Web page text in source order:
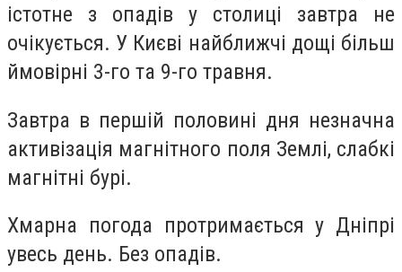
істотне з опадів у столиці завтра не
очікується. У Києві найближчі дощі більш
ймовірні 3-го та 9-го травня.
Завтра в першій половині дня незначна
активізація магнітного поля Землі, слабкі
магнітні бурі.
Хмарна погода протримається у Дніпрі
увесь день. Без опадів.